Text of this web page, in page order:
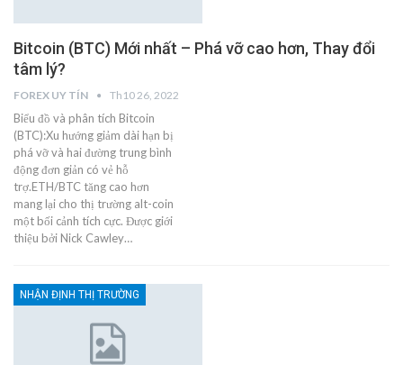
Bitcoin (BTC) Mới nhất – Phá vỡ cao hơn, Thay đổi
tâm lý?
FOREX UY TÍN Th10 26, 2022
Biểu đồ và phân tích Bitcoin
(BTC):Xu hướng giảm dài hạn bị
phá vỡ và hai đường trung bình
động đơn giản có vẻ hỗ
trợ.ETH/BTC tăng cao hơn
mang lại cho thị trường alt-coin
một bối cảnh tích cực. Được giới
thiệu bởi Nick Cawley…
NHẬN ĐỊNH THỊ TRƯỜNG